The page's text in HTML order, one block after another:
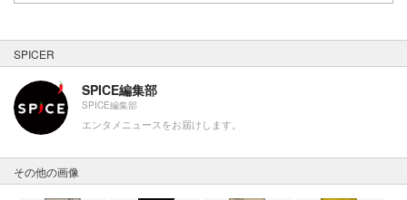
SPICER
SPICE編集部
SPICE編集部
エンタメニュースをお届けします。
その他の画像